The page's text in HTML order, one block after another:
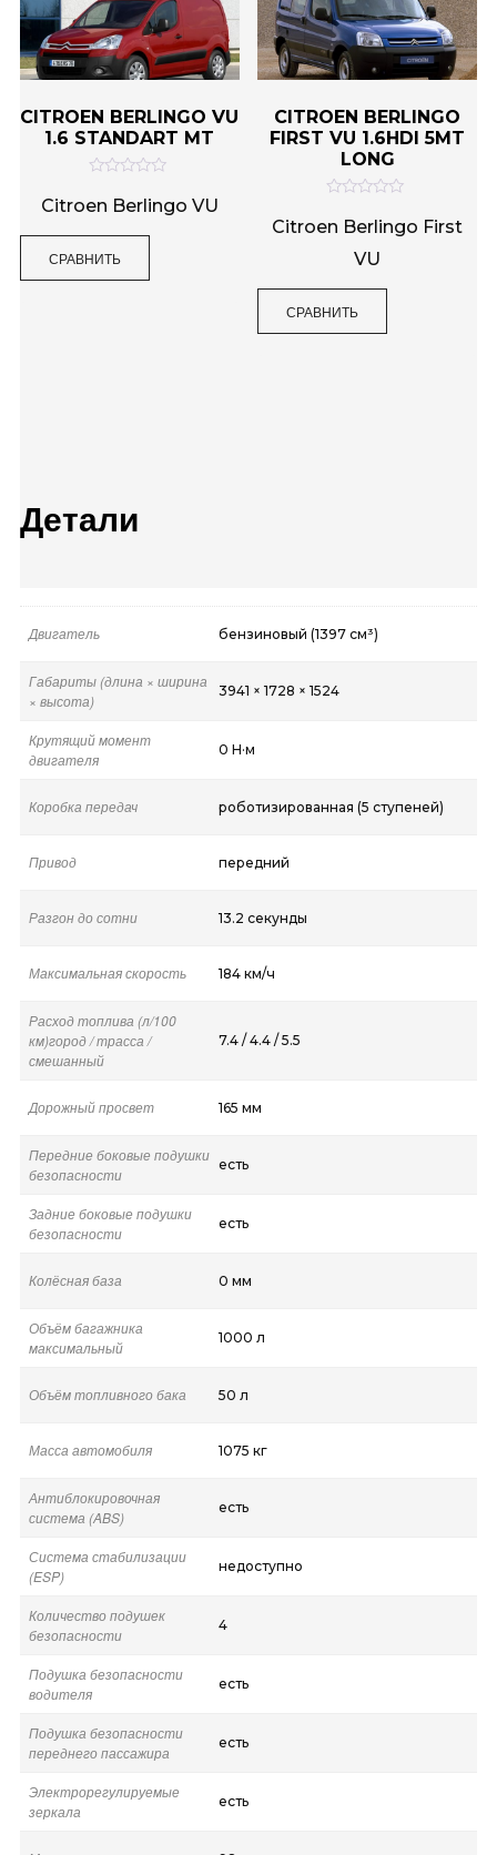
Детали
Двигатель бензиновый (1397 см³)
Габариты (длина × ширина
× высота)
3941 × 1728 × 1524
Крутящий момент
двигателя
0 Н·м
Коробка передач роботизированная (5 ступеней)
Привод передний
Разгон до сотни 13.2 секунды
Максимальная скорость 184 км/ч
Расход топлива (л/100
км)город / трасса /
смешанный
7.4 / 4.4 / 5.5
Дорожный просвет 165 мм
Передние боковые подушки
безопасности
есть
Задние боковые подушки
безопасности
есть
Колёсная база 0 мм
Объём багажника
максимальный
1000 л
Объём топливного бака 50 л
Масса автомобиля 1075 кг
Антиблокировочная
система (ABS)
есть
Система стабилизации
(ESP)
недоступно
Количество подушек
безопасности
4
Подушка безопасности
водителя
есть
Подушка безопасности
переднего пассажира
есть
Электрорегулируемые
зеркала
есть
CITROEN BERLINGO VU
1.6 STANDART MT
ц
е
а
Citroen Berlingo VU
СРАВНИТЬ
CITROEN BERLINGO
FIRST VU 1.6HDI 5MT
LONG
ц
е
0
и
5
Citroen Berlingo First
VU
СРАВНИТЬ